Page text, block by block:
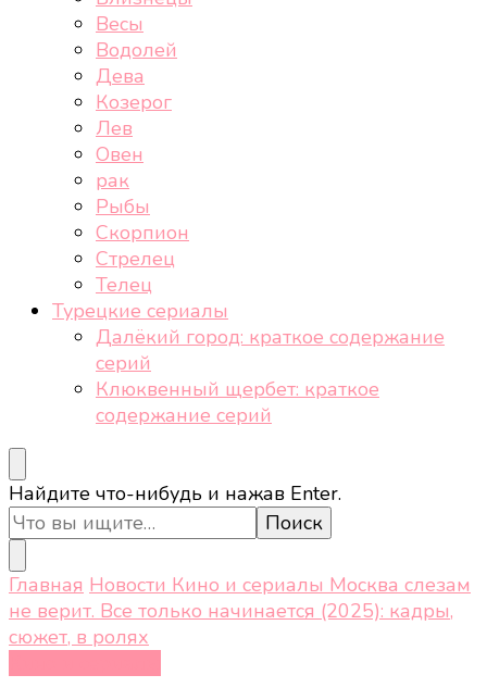
Весы
Водолей
Дева
Козерог
Лев
Овен
рак
Рыбы
Скорпион
Стрелец
Телец
Турецкие сериалы
Далёкий город: краткое содержание
серий
Клюквенный щербет: краткое
содержание серий
Ищите
что-
то?
Найдите что-нибудь и нажав Enter.
Главная Новости Кино и сериалы Москва слезам
не верит. Все только начинается (2025): кадры,
сюжет, в ролях